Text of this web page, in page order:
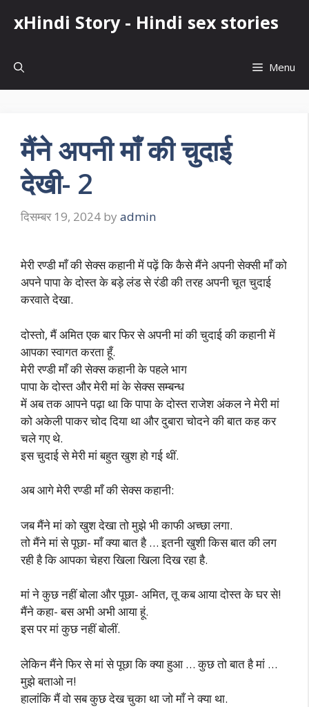
xHindi Story - Hindi sex stories
Menu
मैंने अपनी माँ की चुदाई
देखी- 2
दिसम्बर 19, 2024 by admin
मेरी रण्डी माँ की सेक्स कहानी में पढ़ें कि कैसे मैंने अपनी सेक्सी माँ को
अपने पापा के दोस्त के बड़े लंड से रंडी की तरह अपनी चूत चुदाई
करवाते देखा.
दोस्तो, मैं अमित एक बार फिर से अपनी मां की चुदाई की कहानी में
आपका स्वागत करता हूँ.
मेरी रण्डी माँ की सेक्स कहानी के पहले भाग
पापा के दोस्त और मेरी मां के सेक्स सम्बन्ध
में अब तक आपने पढ़ा था कि पापा के दोस्त राजेश अंकल ने मेरी मां
को अकेली पाकर चोद दिया था और दुबारा चोदने की बात कह कर
चले गए थे.
इस चुदाई से मेरी मां बहुत खुश हो गई थीं.
अब आगे मेरी रण्डी माँ की सेक्स कहानी:
जब मैंने मां को खुश देखा तो मुझे भी काफी अच्छा लगा.
तो मैंने मां से पूछा- माँ क्या बात है … इतनी खुशी किस बात की लग
रही है कि आपका चेहरा खिला खिला दिख रहा है.
मां ने कुछ नहीं बोला और पूछा- अमित, तू कब आया दोस्त के घर से!
मैंने कहा- बस अभी अभी आया हूं.
इस पर मां कुछ नहीं बोलीं.
लेकिन मैंने फिर से मां से पूछा कि क्या हुआ … कुछ तो बात है मां …
मुझे बताओ न!
हालांकि मैं वो सब कुछ देख चुका था जो माँ ने क्या था.